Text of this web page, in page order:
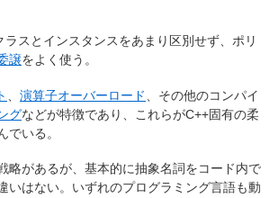
ラスとインスタンスをあまり区別せず、ポリ
譲をよく使う。
演算子オーバーロード
、その他のコンパイ
グなどが特徴であり、これらがC++固有の柔
でいる。
略があるが、基本的に抽象名詞をコード内で
いはない。いずれのプログラミング言語も動